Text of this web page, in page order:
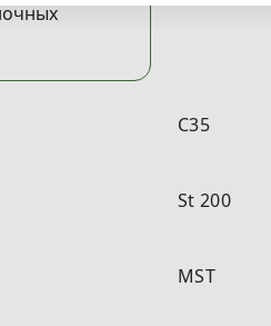
С35
St 200
MST